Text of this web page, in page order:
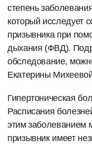
степень
который исследует
призывника при
дыхания (ФВД).
обследование,
Екатерины
Гипертоническая
Расписания
этим заболеванием
призывник имеет